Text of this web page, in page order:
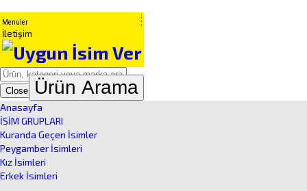
Menuler
İletişim
Close Ürün Arama
Anasayfa
İSİM GRUPLARI
Kuranda Geçen İsimler
Peygamber İsimleri
Kız İsimleri
Erkek İsimleri